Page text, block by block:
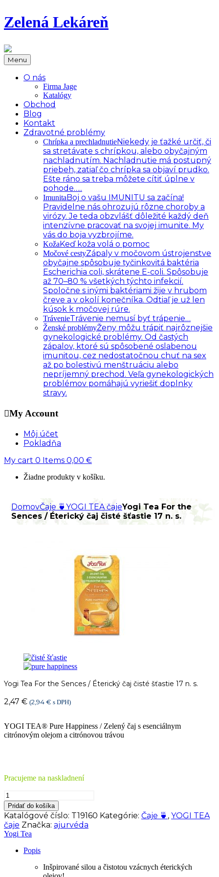
Zelená Lekáreň
Menu
O nás
Firma Jage
Katalógy
Obchod
Blog
Kontakt
Zdravotné problémy
Chrípka a prechladnutieNiekedy je ťažké určiť, či
sa stretávate s chrípkou, alebo obyčajným
nachladnutím. Nachladnutie má postupný
priebeh, zatiaľ čo chrípka sa objaví prudko.
Ešte ráno sa treba môžete cítiť úplne v
pohode…..
ImunitaBoj o vašu IMUNITU sa začína!
Pravidelne nás ohrozujú rôzne choroby a
virózy. Je teda obzvlášť dôležité každý deň
intenzívne pracovať na svojej imunite. My
vás do boja vyzbrojíme.
KožaKeď koža volá o pomoc
Močové cestyZápaly v močovom ústrojenstve
obyčajne spôsobuje tyčinkovitá baktéria
Escherichia coli, skrátene E-coli. Spôsobuje
až 70–80 % všetkých týchto infekcií.
Spoločne s inými baktériami žije v hrubom
čreve a v okolí konečníka. Odtiaľ je už len
kúsok k močovej rúre.
TrávenieTrávenie nemusí byť trápenie…
Ženské problémyŽeny môžu trápiť najrôznejšie
gynekologické problémy. Od častých
zápalov, ktoré sú spôsobené oslabenou
imunitou, cez nedostatočnou chuť na sex
až po bolestivú menštruáciu alebo
nepríjemný prechod. Veľa gynekologických
problémov pomáhajú vyriešiť doplnky
stravy.
My Account
Môj účet
Pokladňa
My cart 0 Items 0,00 €
Žiadne produkty v košíku.
DomovČaje 🍵 YOGI TEA čajeYogi Tea For the
Sences / Éterický čaj čisté šťastie 17 n. s.
Yogi Tea For the Sences / Éterický čaj čisté šťastie 17 n. s.
2,47 € (2,94€ s DPH)
YOGI TEA® Pure Happiness / Zelený čaj s esenciálnym
citrónovým olejom a citrónovou trávou
Pracujeme na naskladnení
množstvo
Yogi
Tea
For
the
Sences
Éterický
Pridať do košíka
Katalógové číslo: T19160 Kategórie: Čaje 🍵 , YOGI TEA
čaje Značka: ajurvéda
Yogi Tea
Popis
Inšpirované silou a čistotou vzácnych éterických